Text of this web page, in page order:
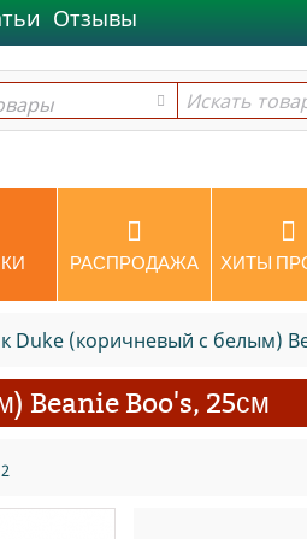
Отзывы
РАСПРОДАЖА ХИТЫ
Duke (коричневый с белым)
Beanie Boo's, 25см